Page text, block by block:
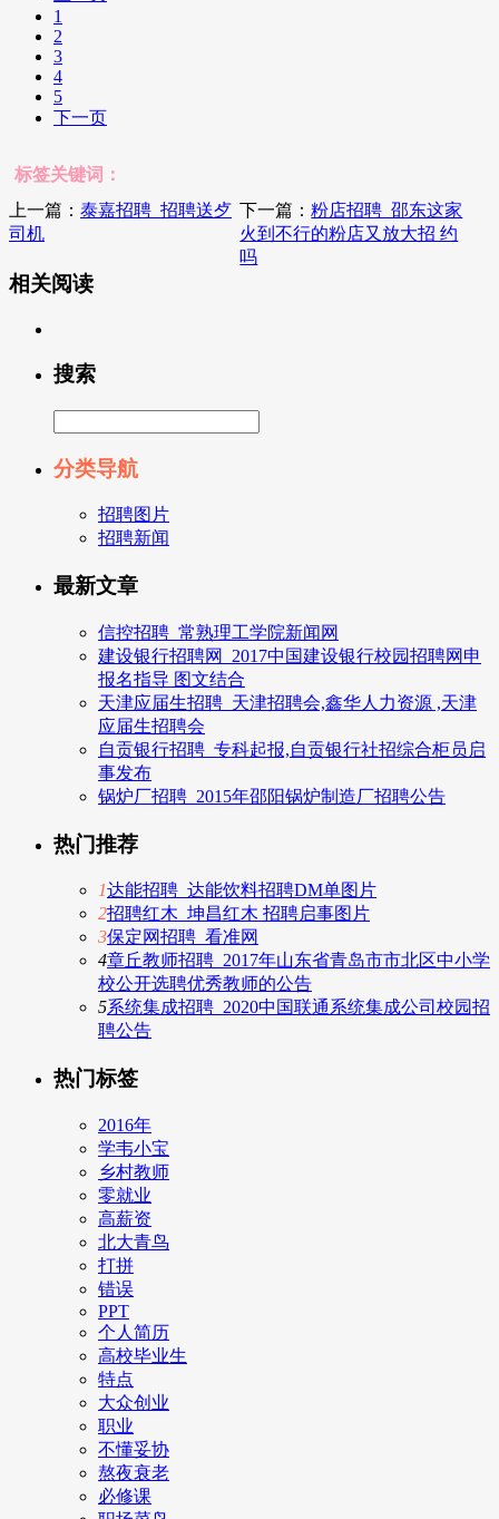
1
2
3
4
5
下一页
标签关键词：
上一篇： 泰嘉招聘_招聘送歺
司机
下一篇：粉店招聘_邵东这家
火到不行的粉店又放大招 约
吗
相关阅读
搜索
分类导航
招聘图片
招聘新闻
最新文章
信控招聘_常熟理工学院新闻网
建设银行招聘网_2017中国建设银行校园招聘网申
报名指导 图文结合
天津应届生招聘_天津招聘会,鑫华人力资源 ,天津
应届生招聘会
自贡银行招聘_专科起报,自贡银行社招综合柜员启
事发布
锅炉厂招聘_2015年邵阳锅炉制造厂招聘公告
热门推荐
1达能招聘_达能饮料招聘DM单图片
2招聘红木_坤昌红木 招聘启事图片
3保定网招聘_看准网
4章丘教师招聘_2017年山东省青岛市市北区中小学
校公开选聘优秀教师的公告
5系统集成招聘_2020中国联通系统集成公司校园招
聘公告
热门标签
2016年
学韦小宝
乡村教师
零就业
高薪资
北大青鸟
打拼
错误
PPT
个人简历
高校毕业生
特点
大众创业
职业
不懂妥协
熬夜衰老
必修课